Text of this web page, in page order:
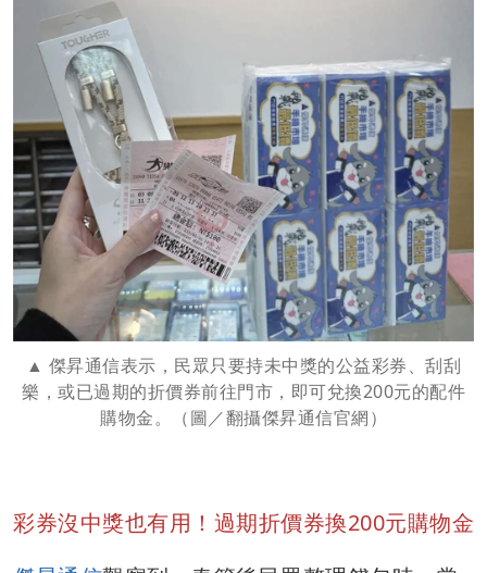
傑昇通信表示，民眾只要持未中獎的公益彩券、刮刮
樂，或已過期的折價券前往門市，即可兌換200元的配件
購物金。（圖／翻攝傑昇通信官網）
彩券沒中獎也有用！過期折價券換200元購物金